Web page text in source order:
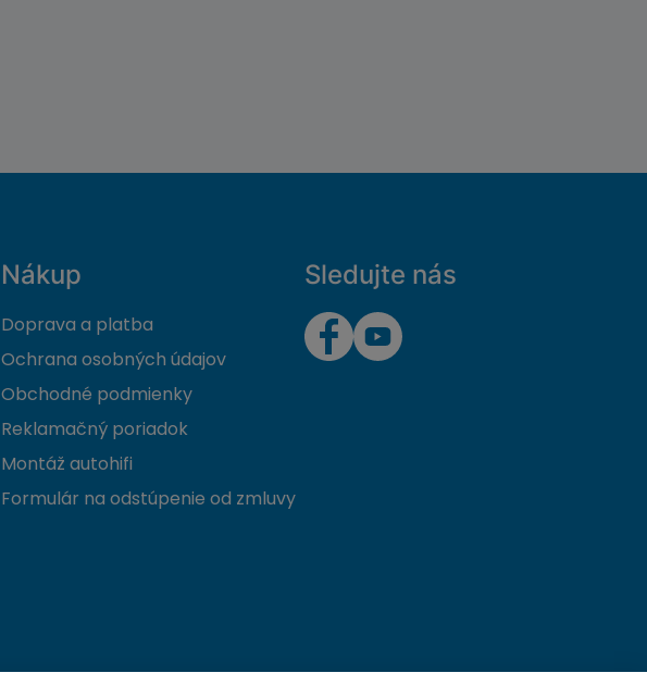
Nákup
Doprava a platba
Ochrana osobných údajov
Obchodné podmienky
Reklamačný poriadok
Montáž autohifi
Formulár na odstúpenie od zmluvy
Sledujte nás